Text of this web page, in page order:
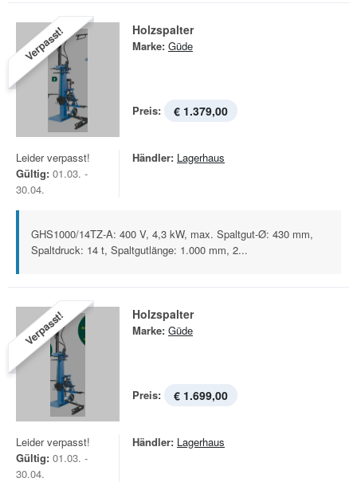
Verpasst! Holzspalter
Marke: Güde
Preis: € 1.379,00
Leider verpasst!
Gültig: 01.03. -
30.04.
Händler: Lagerhaus
GHS1000/14TZ-A: 400 V, 4,3 kW, max. Spaltgut-Ø: 430 mm,
Spaltdruck: 14 t, Spaltgutlänge: 1.000 mm, 2...
Verpasst! Holzspalter
Marke: Güde
Preis: € 1.699,00
Leider verpasst!
Gültig: 01.03. -
30.04.
Händler: Lagerhaus